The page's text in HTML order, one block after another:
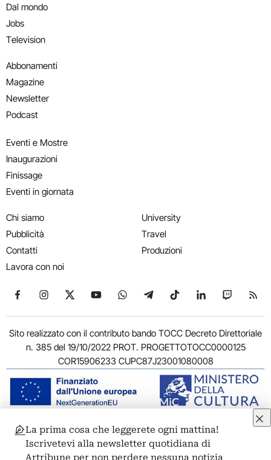
Dal mondo
Jobs
Television
Abbonamenti
Magazine
Newsletter
Podcast
Eventi e Mostre
Inaugurazioni
Finissage
Eventi in giornata
Chi siamo
Pubblicità
Contatti
Lavora con noi
University
Travel
Produzioni
Seguici su Facebook
Seguici su Instagram
Seguici su X
Seguici su YouTube
Seguici su WhatsApp
Seguici su Telegram
Seguici su TikTok
Seguici su
Seguici
Sito realizzato con il contributo bando TOCC Decreto Direttoriale
n. 385 del 19/10/2022 PROT. PROGETTOTOCC0000125
COR15906233 CUPC87J23001080008
© 2011-2026 ARTRIBUNE srl – Corso Vittorio Emanuele II, 287 –
00186 Roma - P.I. 11381581005
La prima cosa che leggerete ogni mattina!
Iscrivetevi alla newsletter quotidiana di
Artribune per non perdere nessuna notizia